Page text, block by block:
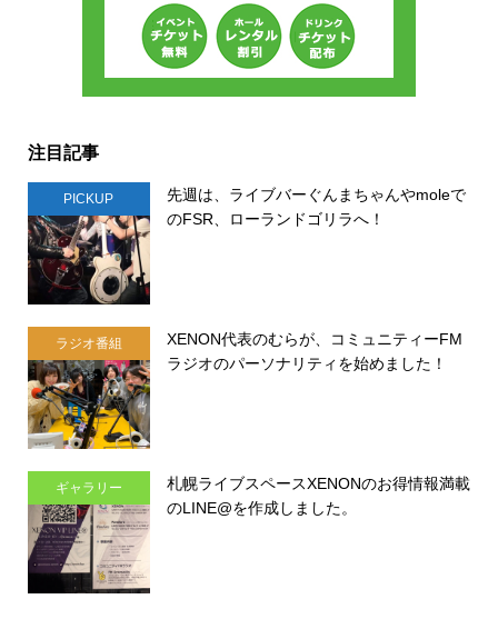
注目記事
PICKUP
先週は、ライブバーぐんまちゃんやmoleで
のFSR、ローランドゴリラへ！
ラジオ番組
XENON代表のむらが、コミュニティーFM
ラジオのパーソナリティを始めました！
ギャラリー
札幌ライブスペースXENONのお得情報満載
のLINE@を作成しました。